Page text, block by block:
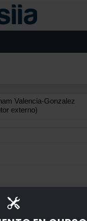
Valencia-Gonzalez
externo)